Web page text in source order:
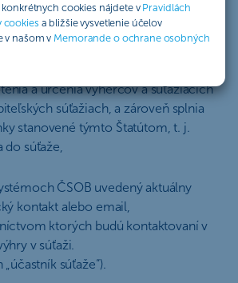
cookies nájdete v Pravidlách
cookies a bližšie vysvetlenie účelov
v našom v Memorande o ochrane osobných
a určenia výhercov a súťažiacich
súťažiach, a zároveň splnia
stanovené týmto Štatútom, t. j.
do súťaže,
ČSOB uvedený aktuálny
kontakt alebo email,
ktorých budú kontaktovaní v
v súťaži.
súťaže“).